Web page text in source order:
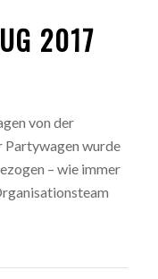
2017
von der
Partywagen wurde
– wie immer